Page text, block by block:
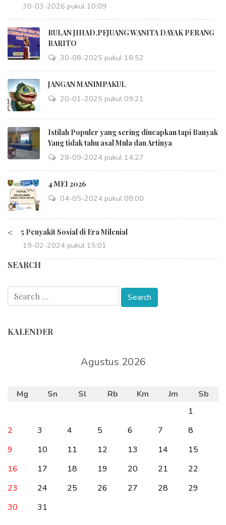
30-03-2026 pukul 10:09
BULAN JIHAD,PEJUANG WANITA DAYAK PERANG
BARITO
30-08-2025 pukul 18:52
JANGAN MANIMPAKUL
20-01-2025 pukul 09:21
Istilah Populer yang sering diucapkan tapi Banyak
Yang tidak tahu asal Mula dan Artinya
28-09-2024 pukul 14:27
4 MEI 2026
04-05-2024 pukul 08:00
< 5 Penyakit Sosial di Era Milenial
19-02-2024 pukul 15:01
SEARCH
KALENDER
Agustus 2026
Mg Sn Sl Rb Km Jm
Sb
1
2
3 4 5 6 7
8
9
10 11 12 13 14
15
16
17 18 19 20 21
22
23
24 25 26 27 28
29
30
31